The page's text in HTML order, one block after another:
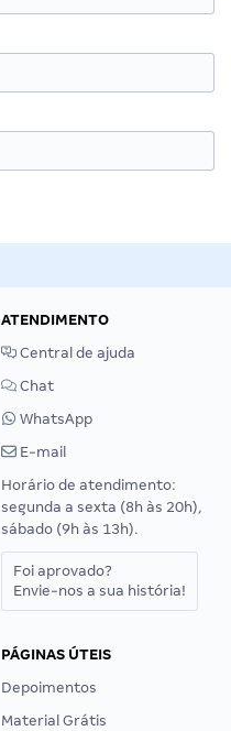
ATENDIMENTO
Central de ajuda
Chat
WhatsApp
E-mail
Horário de atendimento:
segunda a sexta (8h às 20h),
sábado (9h às 13h).
Foi aprovado?
Envie-nos a sua história!
PÁGINAS ÚTEIS
Depoimentos
Material Grátis